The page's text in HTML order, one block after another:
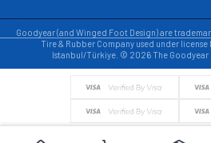
Goodyear (and Winged Foot Design) are
Tire & Rubber Company used under
Istanbul/Türkiye. © 2026 The Goodyear